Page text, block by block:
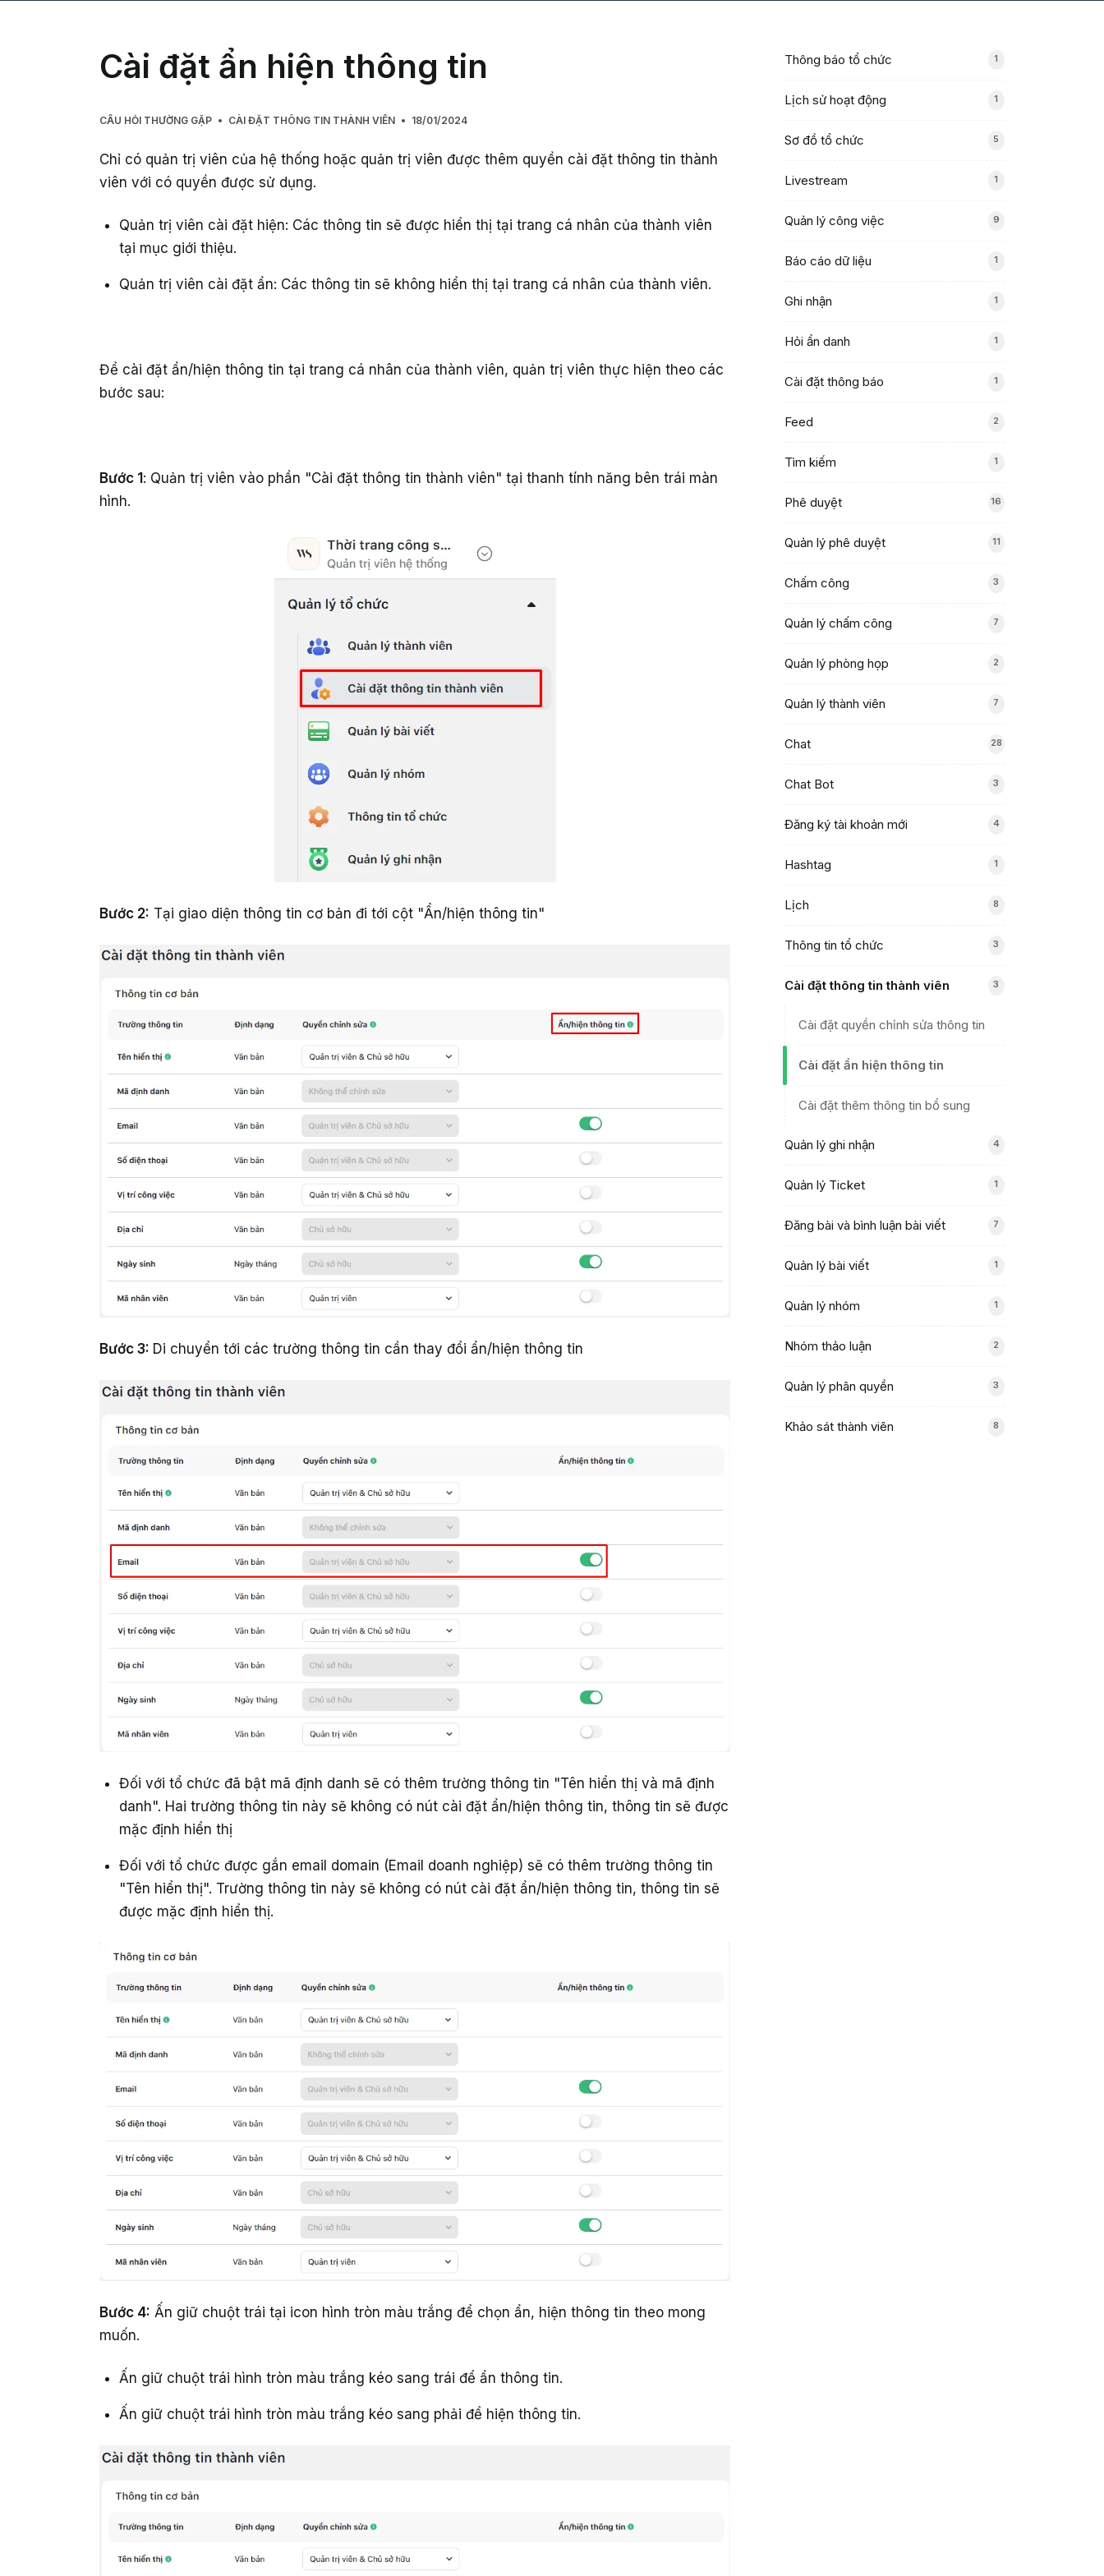
Cài đặt ẩn hiện thông tin
CÂU HỎI THƯỜNG GẶP CÀI ĐẶT THÔNG TIN THÀNH VIÊN 18/01/2024
Chỉ có quản trị viên của hệ thống hoặc quản trị viên được thêm quyền cài đặt thông tin thành
viên với có quyền được sử dụng.
Quản trị viên cài đặt hiện: Các thông tin sẽ được hiển thị tại trang cá nhân của thành viên
tại mục giới thiệu.
Quản trị viên cài đặt ẩn: Các thông tin sẽ không hiển thị tại trang cá nhân của thành viên.
Để cài đặt ẩn/hiện thông tin tại trang cá nhân của thành viên, quản trị viên thực hiện theo các
bước sau:
Bước 1 : Quản trị viên vào phần "Cài đặt thông tin thành viên" tại thanh tính năng bên trái màn
hình.
Bước 2: Tại giao diện thông tin cơ bản đi tới cột "Ẩn/hiện thông tin"
Bước 3: Di chuyển tới các trường thông tin cần thay đổi ẩn/hiện thông tin
Đối với tổ chức đã bật mã định danh sẽ có thêm trường thông tin "Tên hiển thị và mã định
danh". Hai trường thông tin này sẽ không có nút cài đặt ẩn/hiện thông tin, thông tin sẽ được
mặc định hiển thị
Đối với tổ chức được gắn email domain (Email doanh nghiệp) sẽ có thêm trường thông tin
"Tên hiển thị". Trường thông tin này sẽ không có nút cài đặt ẩn/hiện thông tin, thông tin sẽ
được mặc định hiển thị.
Bước 4: Ấn giữ chuột trái tại icon hình tròn màu trắng để chọn ẩn, hiện thông tin theo mong
muốn.
Ấn giữ chuột trái hình tròn màu trắng kéo sang trái để ẩn thông tin.
Ấn giữ chuột trái hình tròn màu trắng kéo sang phải để hiện thông tin.
Thông báo tổ chức 1
Lịch sử hoạt động 1
Sơ đồ tổ chức 5
Livestream 1
Quản lý công việc 9
Báo cáo dữ liệu 1
Ghi nhận 1
Hỏi ẩn danh 1
Cài đặt thông báo 1
Feed 2
Tìm kiếm 1
Phê duyệt 16
Quản lý phê duyệt 11
Chấm công 3
Quản lý chấm công 7
Quản lý phòng họp 2
Quản lý thành viên 7
Chat 28
Chat Bot 3
Đăng ký tài khoản mới 4
Hashtag 1
Lịch 8
Thông tin tổ chức 3
Cài đặt thông tin thành viên 3
Cài đặt quyền chỉnh sửa thông tin
Cài đặt ẩn hiện thông tin
Cài đặt thêm thông tin bổ sung
Quản lý ghi nhận 4
Quản lý Ticket 1
Đăng bài và bình luận bài viết 7
Quản lý bài viết 1
Quản lý nhóm 1
Nhóm thảo luận 2
Quản lý phân quyền 3
Khảo sát thành viên 8